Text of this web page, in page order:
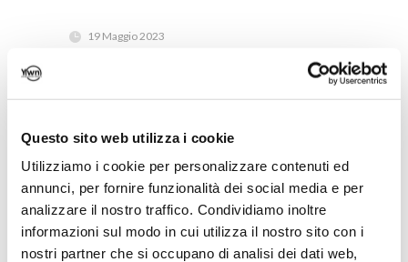
Questo sito web utilizza i cookie
Utilizziamo i cookie per personalizzare contenuti ed
annunci, per fornire funzionalità dei social media e per
analizzare il nostro traffico. Condividiamo inoltre
informazioni sul modo in cui utilizza il nostro sito con i
nostri partner che si occupano di analisi dei dati web,
19 Maggio 2023
Program 4 Women.docx